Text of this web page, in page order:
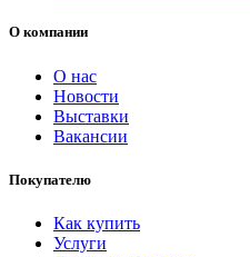
О компании
О нас
Новости
Выставки
Вакансии
Покупателю
Как купить
Услуги